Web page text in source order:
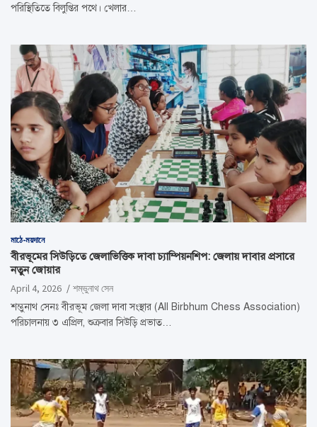
পরিস্থিতিতে বিলুপ্তির পথে। খেলার…
মাঠে-ময়দানে
বীরভূমের সিউড়িতে জেলাভিত্তিক দাবা চ্যাম্পিয়নশিপ: জেলায় দাবার প্রসারে
নতুন জোয়ার
April 4, 2026
শম্ভুনাথ সেন
শম্ভুনাথ সেনঃ বীরভূম জেলা দাবা সংস্থার (All Birbhum Chess Association)
পরিচালনায় ৩ এপ্রিল, শুক্রবার সিউড়ি প্রভাত…